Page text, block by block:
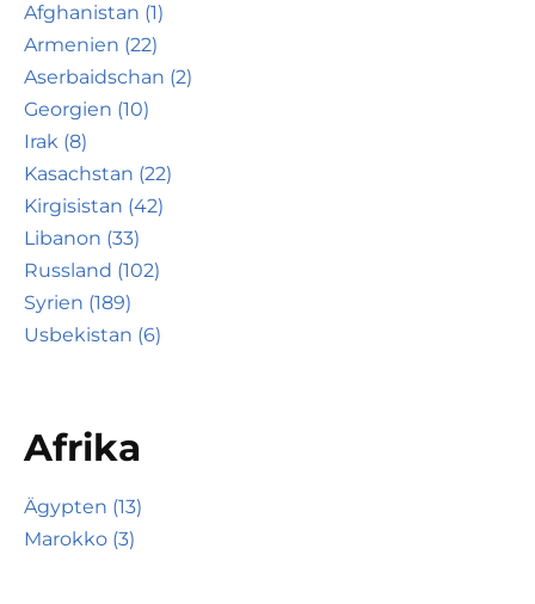
Afghanistan (1)
Armenien (22)
Aserbaidschan (2)
Georgien (10)
Irak (8)
Kasachstan (22)
Kirgisistan (42)
Libanon (33)
Russland (102)
Syrien (189)
Usbekistan (6)
Afrika
Ägypten (13)
Marokko (3)